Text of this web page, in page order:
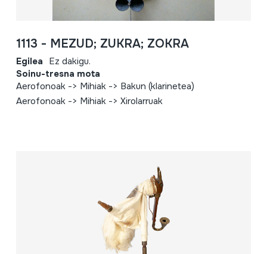
1113 - MEZUD; ZUKRA; ZOKRA
Egilea Ez dakigu.
Soinu-tresna mota
Aerofonoak -> Mihiak -> Bakun (klarinetea)
Aerofonoak -> Mihiak -> Xirolarruak